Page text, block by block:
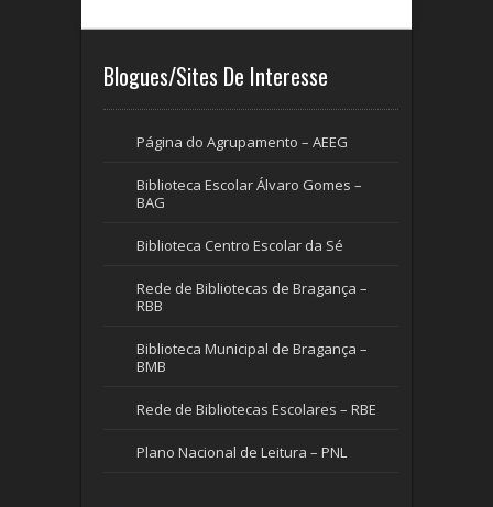
Blogues/Sites De Interesse
Página do Agrupamento – AEEG
Biblioteca Escolar Álvaro Gomes –
BAG
Biblioteca Centro Escolar da Sé
Rede de Bibliotecas de Bragança –
RBB
Biblioteca Municipal de Bragança –
BMB
Rede de Bibliotecas Escolares – RBE
Plano Nacional de Leitura – PNL